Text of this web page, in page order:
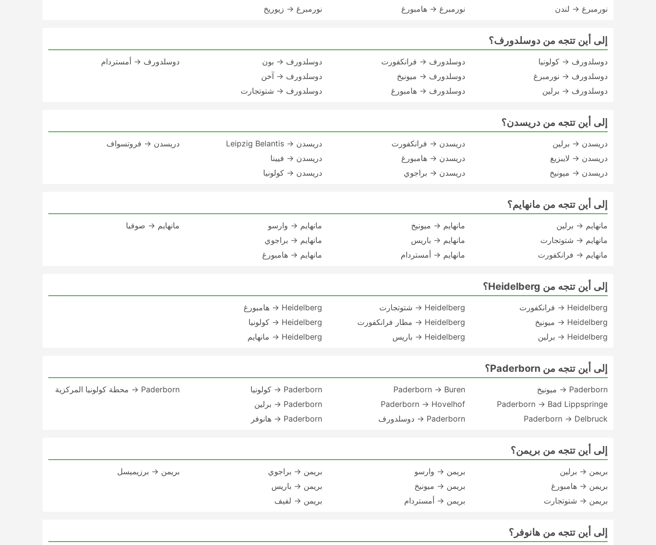
نورمبرغ → لندن
نورمبرغ → هامبورغ
نورمبرغ → زيوريخ
إلى أين تتجه من دوسلدورف؟
دوسلدورف → كولونيا
دوسلدورف → نورمبرغ
دوسلدورف → برلين
دوسلدورف → فرانكفورت
دوسلدورف → ميونيخ
دوسلدورف → هامبورغ
دوسلدورف → بون
دوسلدورف → آخن
دوسلدورف → شتوتجارت
دوسلدورف → أمستردام
إلى أين تتجه من دريسدن؟
دريسدن → برلين
دريسدن → لايبزيغ
دريسدن → ميونيخ
دريسدن → فرانكفورت
دريسدن → هامبورغ
دريسدن → براجوي
دريسدن → Leipzig Belantis
دريسدن → فيينا
دريسدن → كولونيا
دريسدن → فروتسواف
إلى أين تتجه من مانهايم؟
مانهايم → برلين
مانهايم → شتوتجارت
مانهايم → فرانكفورت
مانهايم → ميونيخ
مانهايم → باريس
مانهايم → أمستردام
مانهايم → وارسو
مانهايم → براجوي
مانهايم → هامبورغ
مانهايم → صوفيا
إلى أين تتجه من Heidelberg؟
Heidelberg → فرانكفورت
Heidelberg → ميونيخ
Heidelberg → برلين
Heidelberg → شتوتجارت
Heidelberg → مطار فرانكفورت
Heidelberg → باريس
Heidelberg → هامبورغ
Heidelberg → كولونيا
Heidelberg → مانهايم
إلى أين تتجه من Paderborn؟
Paderborn → ميونيخ
Paderborn → Bad Lippspringe
Paderborn → Delbruck
Paderborn → Buren
Paderborn → Hovelhof
Paderborn → دوسلدورف
Paderborn → كولونيا
Paderborn → برلين
Paderborn → هانوفر
Paderborn → محطة كولونيا المركزية
إلى أين تتجه من بريمن؟
بريمن → برلين
بريمن → هامبورغ
بريمن → شتوتجارت
بريمن → وارسو
بريمن → ميونيخ
بريمن → أمستردام
بريمن → براجوي
بريمن → باريس
بريمن → لفيف
بريمن → برزيميسل
إلى أين تتجه من هانوفر؟